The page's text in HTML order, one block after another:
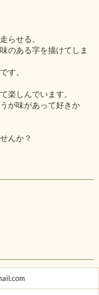
らせる。
のある字を描けてしま
す。
楽しんでいます。
が味があって好きか
んか？